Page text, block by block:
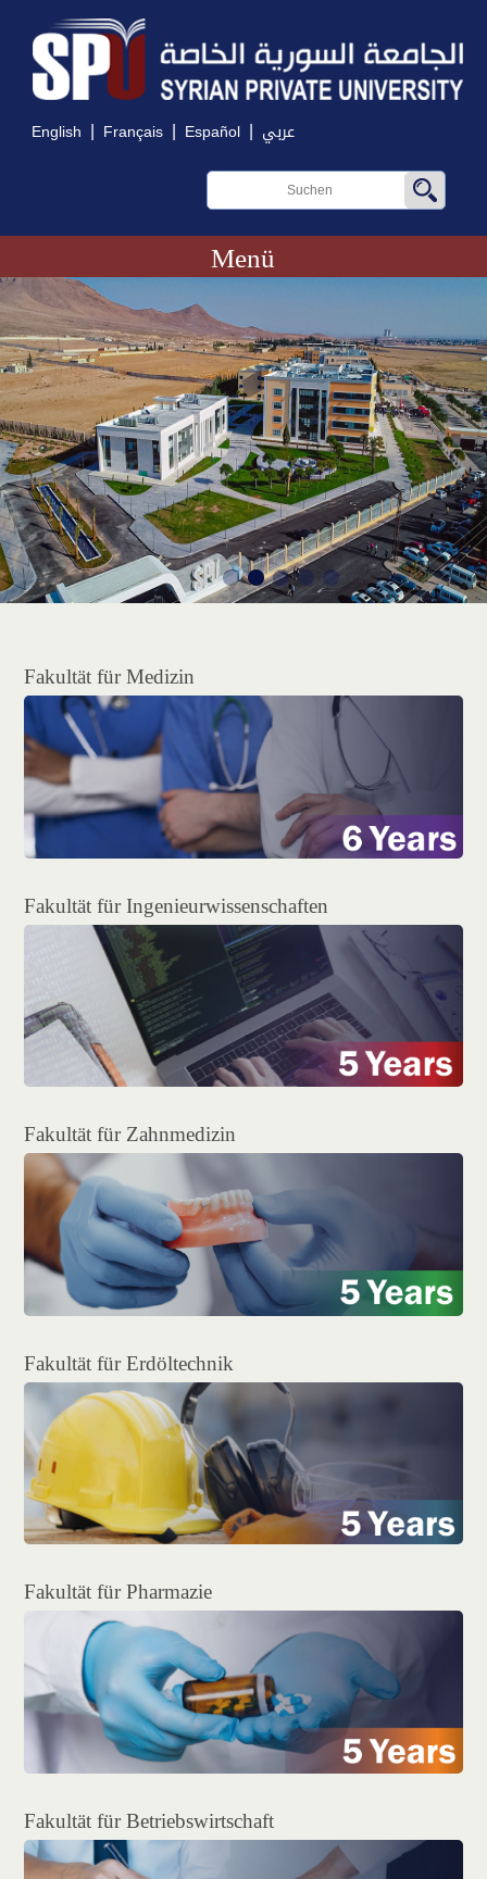
English | Français | Español | عربي
Menü
Fakultät für Medizin
Fakultät für Ingenieurwissenschaften
Fakultät für Zahnmedizin
Fakultät für Erdöltechnik
Fakultät für Pharmazie
Fakultät für Betriebswirtschaft